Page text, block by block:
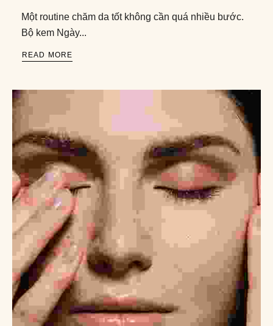
Một routine chăm da tốt không cần quá nhiều bước.
Bộ kem Ngày...
READ MORE